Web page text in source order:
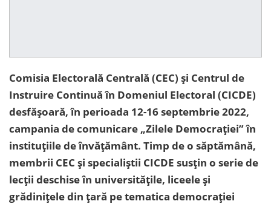
Comisia Electorală Centrală (CEC) și Centrul de
Instruire Continuă în Domeniul Electoral (CICDE)
desfășoară, în perioada 12-16 septembrie 2022,
campania de comunicare „Zilele Democrației” în
instituțiile de învățământ. Timp de o săptămână,
membrii CEC și specialiștii CICDE susțin o serie de
lecții deschise în universitățile, liceele și
grădinițele din țară pe tematica democrației